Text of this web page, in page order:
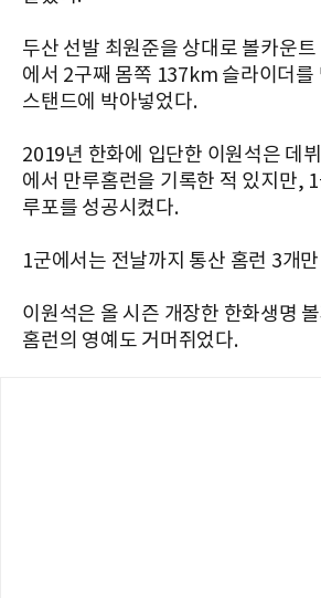
두산 선발 최원준을 상대로 볼카운
에서 2구째 몸쪽 137km 슬라이더를
스탠드에 박아넣었다.
2019년 한화에 입단한 이원석은 데
에서 만루홈런을 기록한 적 있지만,
루포를 성공시켰다.
1군에서는 전날까지 통산 홈런 3개
이원석은 올 시즌 개장한 한화생명
홈런의 영예도 거머쥐었다.